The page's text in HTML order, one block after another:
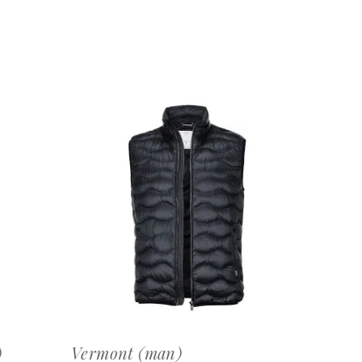
OFFERTEAANVRAAG
Vermont (man)